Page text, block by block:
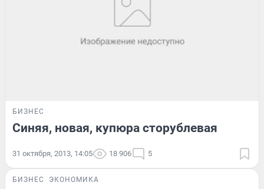
БИЗНЕС
Синяя, новая, купюра сторублевая
31 октября, 2013, 14:05 18 906 5
БИЗНЕС ЭКОНОМИКА